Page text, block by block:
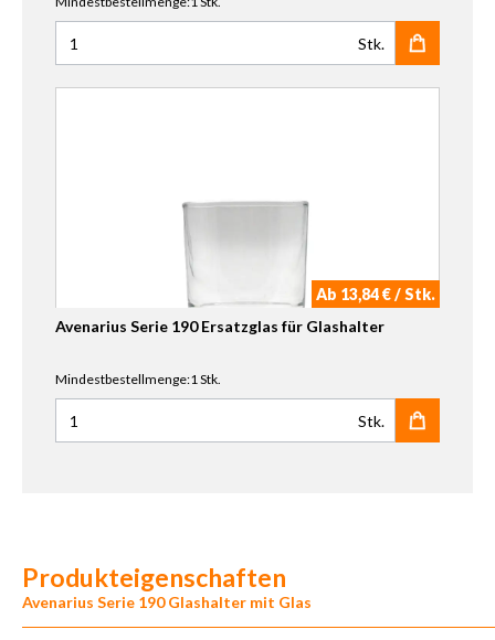
Anzahl für Avenarius Spezial-Kleber für Bad-Accesssoires
Stk.
Ab 13,84 € / Stk.
Avenarius Serie 190 Ersatzglas für Glashalter
Mindestbestellmenge:1 Stk.
Anzahl für Avenarius Serie 190 Ersatzglas für Glashalter
Stk.
Produkteigenschaften
Avenarius Serie 190 Glashalter mit Glas